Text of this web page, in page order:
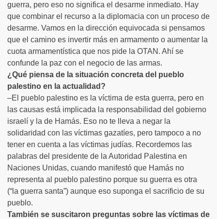
guerra, pero eso no significa el desarme inmediato. Hay
que combinar el recurso a la diplomacia con un proceso de
desarme. Vamos en la dirección equivocada si pensamos
que el camino es invertir más en armamento o aumentar la
cuota armamentística que nos pide la OTAN. Ahí se
confunde la paz con el negocio de las armas.
¿Qué piensa de la situación concreta del pueblo
palestino en la actualidad?
–El pueblo palestino es la víctima de esta guerra, pero en
las causas está implicada la responsabilidad del gobierno
israelí y la de Hamás. Eso no te lleva a negar la
solidaridad con las víctimas gazatíes, pero tampoco a no
tener en cuenta a las víctimas judías. Recordemos las
palabras del presidente de la Autoridad Palestina en
Naciones Unidas, cuando manifestó que Hamás no
representa al pueblo palestino porque su guerra es otra
(“la guerra santa”) aunque eso suponga el sacrificio de su
pueblo.
También se suscitaron preguntas sobre las víctimas de